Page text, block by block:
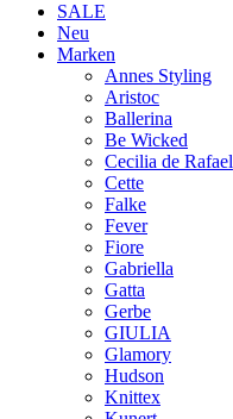
SALE
Neu
Marken
Annes Styling
Aristoc
Ballerina
Be Wicked
Cecilia de Rafael
Cette
Falke
Fever
Fiore
Gabriella
Gatta
Gerbe
GIULIA
Glamory
Hudson
Knittex